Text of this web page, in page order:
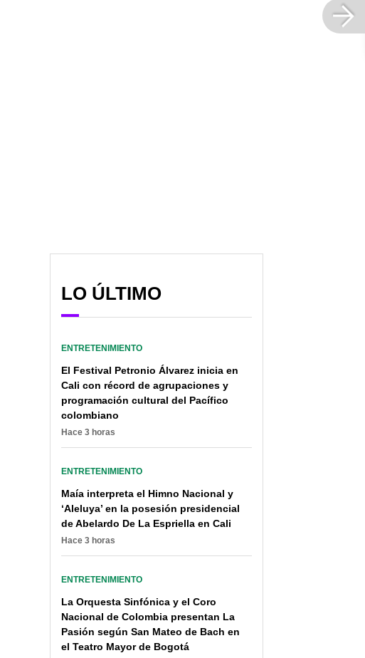
LO ÚLTIMO
ENTRETENIMIENTO
El Festival Petronio Álvarez inicia en
Cali con récord de agrupaciones y
programación cultural del Pacífico
colombiano
Hace 3 horas
ENTRETENIMIENTO
Maía interpreta el Himno Nacional y
‘Aleluya’ en la posesión presidencial
de Abelardo De La Espriella en Cali
Hace 3 horas
ENTRETENIMIENTO
La Orquesta Sinfónica y el Coro
Nacional de Colombia presentan La
Pasión según San Mateo de Bach en
el Teatro Mayor de Bogotá